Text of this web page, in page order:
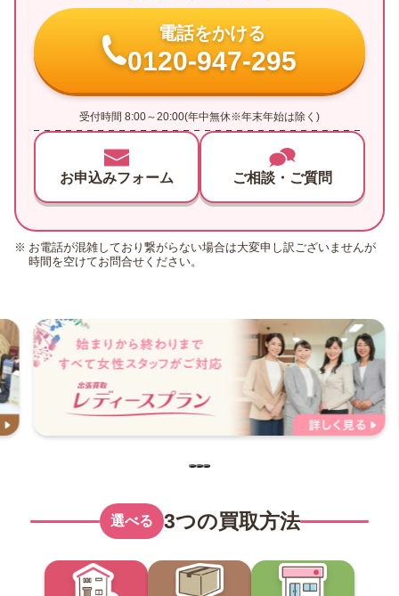
電話をかける
0120-947-295
受付時間 8:00～20:00(年中無休※年末年始は除く)
お申込みフォーム ご相談・ご質問
お電話が混雑しており繋がらない場合は大変申し訳ございませんが
時間を空けてお問合せください。
選べる 3つの買取方法